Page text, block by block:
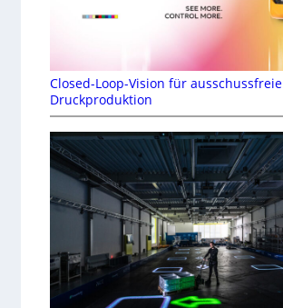
Closed-Loop-Vision für ausschussfreie
Druckproduktion